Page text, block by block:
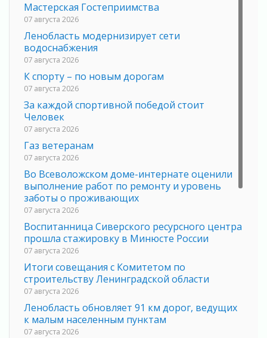
Мастерская Гостеприимства
07 августа 2026
Ленобласть модернизирует сети
водоснабжения
07 августа 2026
К спорту – по новым дорогам
07 августа 2026
За каждой спортивной победой стоит
Человек
07 августа 2026
Газ ветеранам
07 августа 2026
Во Всеволожском доме-интернате оценили
выполнение работ по ремонту и уровень
заботы о проживающих
07 августа 2026
Воспитанница Сиверского ресурсного центра
прошла стажировку в Минюсте России
07 августа 2026
Итоги совещания с Комитетом по
строительству Ленинградской области
07 августа 2026
Ленобласть обновляет 91 км дорог, ведущих
к малым населенным пунктам
07 августа 2026